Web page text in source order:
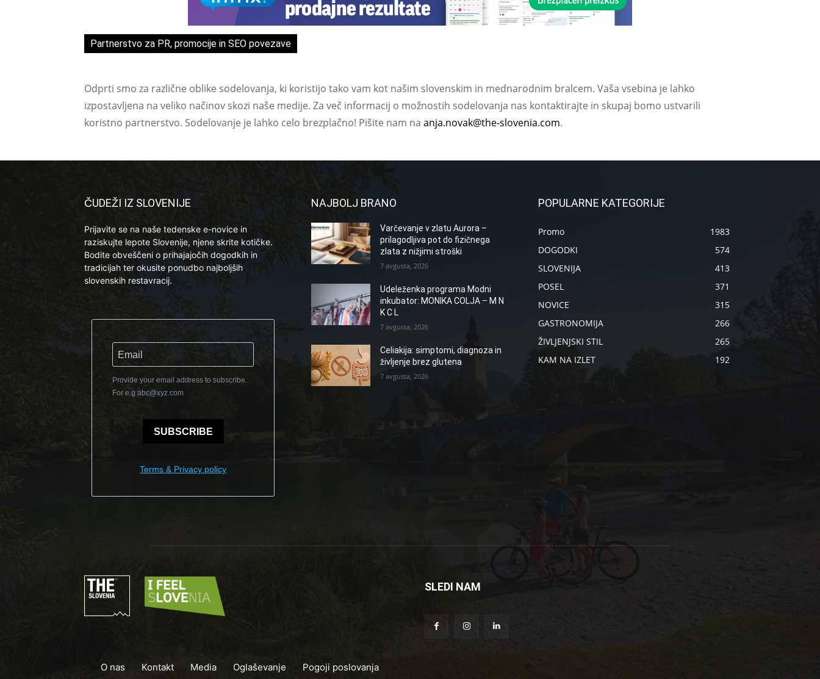
Partnerstvo za PR, promocije in SEO povezave
Odprti smo za različne oblike sodelovanja, ki koristijo tako vam kot našim slovenskim in mednarodnim bralcem. Vaša vsebina je lahko
izpostavljena na veliko načinov skozi naše medije. Za več informacij o možnostih sodelovanja nas kontaktirajte in skupaj bomo ustvarili
koristno partnerstvo. Sodelovanje je lahko celo brezplačno! Pišite nam na anja.novak@the-slovenia.com.
ČUDEŽI IZ SLOVENIJE
Prijavite se na naše tedenske e-novice in
raziskujte lepote Slovenije, njene skrite kotičke.
Bodite obveščeni o prihajajočih dogodkih in
tradicijah ter okusite ponudbo najboljših
slovenskih restavracij.
Provide your email address to subscribe.
For e.g abc@xyz.com
SUBSCRIBE
Terms & Privacy policy
NAJBOLJ BRANO
Varčevanje v zlatu Aurora –
prilagodljiva pot do fizičnega
zlata z nižjimi stroški
7 avgusta, 2026
Udeleženka programa Modni
inkubator: MONIKA COLJA – M N
K C L
7 avgusta, 2026
Celiakija: simptomi, diagnoza in
življenje brez glutena
7 avgusta, 2026
POPULARNE KATEGORIJE
Promo
1983
DOGODKI
574
SLOVENIJA
413
POSEL
371
NOVICE
315
GASTRONOMIJA
266
ŽIVLJENJSKI STIL
265
KAM NA IZLET
192
SLEDI NAM
O nas Kontakt Media Oglaševanje Pogoji poslovanja